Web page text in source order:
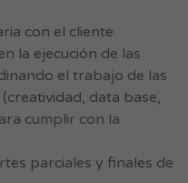
con el cliente.
la ejecución de las
el trabajo de las
data base,
cumplir con la
parciales y finales de